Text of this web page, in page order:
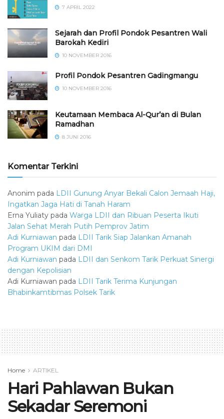
7 APRIL 2022
Sejarah dan Profil Pondok Pesantren Wali
Barokah Kediri
10 NOVEMBER 2016
⁠⁠⁠Profil Pondok Pesantren Gadingmangu
10 NOVEMBER 2016
Keutamaan Membaca Al-Qur’an di Bulan
Ramadhan
8 JUNI 2016
Komentar Terkini
Anonim pada LDII Gunung Anyar Bekali Calon Jemaah Haji,
Ingatkan Jaga Hati di Tanah Haram
Erna Yuliaty pada Warga LDII dan Ribuan Peserta Ikuti
Jalan Sehat Merah Putih Pemprov Jatim
Adi Kurniawan pada LDII Tarik Siap Jalankan Amanah
Program UKIM dari DMI
Adi Kurniawan pada LDII dan Senkom Tarik Perkuat Sinergi
dengan Kepolisian
Adi Kurniawan pada LDII Tarik Terima Kunjungan
Bhabinkamtibmas Polsek Tarik
Home ARTIKEL
Hari Pahlawan Bukan
Sekadar Seremoni